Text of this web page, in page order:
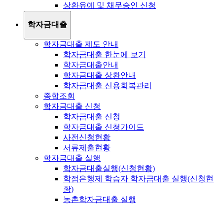
상환유예 및 채무승인 신청
학자금대출
학자금대출 제도 안내
학자금대출 한눈에 보기
학자금대출안내
학자금대출 상환안내
학자금대출 신용회복관리
종합조회
학자금대출 신청
학자금대출 신청
학자금대출 신청가이드
사전신청현황
서류제출현황
학자금대출 실행
학자금대출실행(신청현황)
학점은행제 학습자 학자금대출 실행(신청현
황)
농촌학자금대출 실행